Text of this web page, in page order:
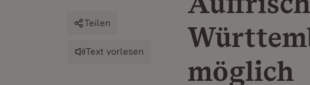
möglich
Teilen
Text vorlesen